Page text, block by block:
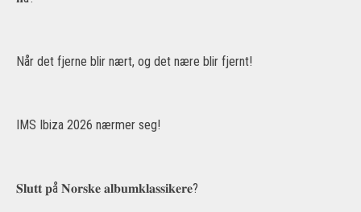
Når det fjerne blir nært, og det nære blir fjernt!
IMS Ibiza 2026 nærmer seg!
𝐒𝐥𝐮𝐭𝐭 𝐩å 𝐍𝐨𝐫𝐬𝐤𝐞 𝐚𝐥𝐛𝐮𝐦𝐤𝐥𝐚𝐬𝐬𝐢𝐤𝐞𝐫𝐞?